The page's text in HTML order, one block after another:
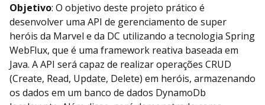
Objetivo: O objetivo deste projeto prático é
desenvolver uma API de gerenciamento de super
heróis da Marvel e da DC utilizando a tecnologia Spring
WebFlux, que é uma framework reativa baseada em
Java. A API será capaz de realizar operações CRUD
(Create, Read, Update, Delete) em heróis, armazenando
os dados em um banco de dados DynamoDb